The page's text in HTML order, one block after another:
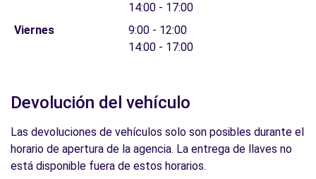
14:00 - 17:00
Viernes
9:00 - 12:00
14:00 - 17:00
Devolución del vehículo
Las devoluciones de vehículos solo son posibles durante el
horario de apertura de la agencia. La entrega de llaves no
está disponible fuera de estos horarios.